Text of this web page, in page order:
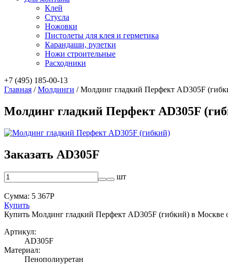
Клей
Стусла
Ножовки
Пистолеты для клея и герметика
Карандаши, рулетки
Ножи строительные
Расходники
+7 (495) 185-00-13
Главная /Молдинги /Молдинг гладкий Перфект AD305F
Молдинг гладкий Перфект AD305F
Заказать AD305F
шт
Сумма: 5 367Р
Купить
Купить Молдинг гладкий Перфект AD305F (гибкий) в Москве
Артикул:
AD305F
Материал:
Пенополиуретан